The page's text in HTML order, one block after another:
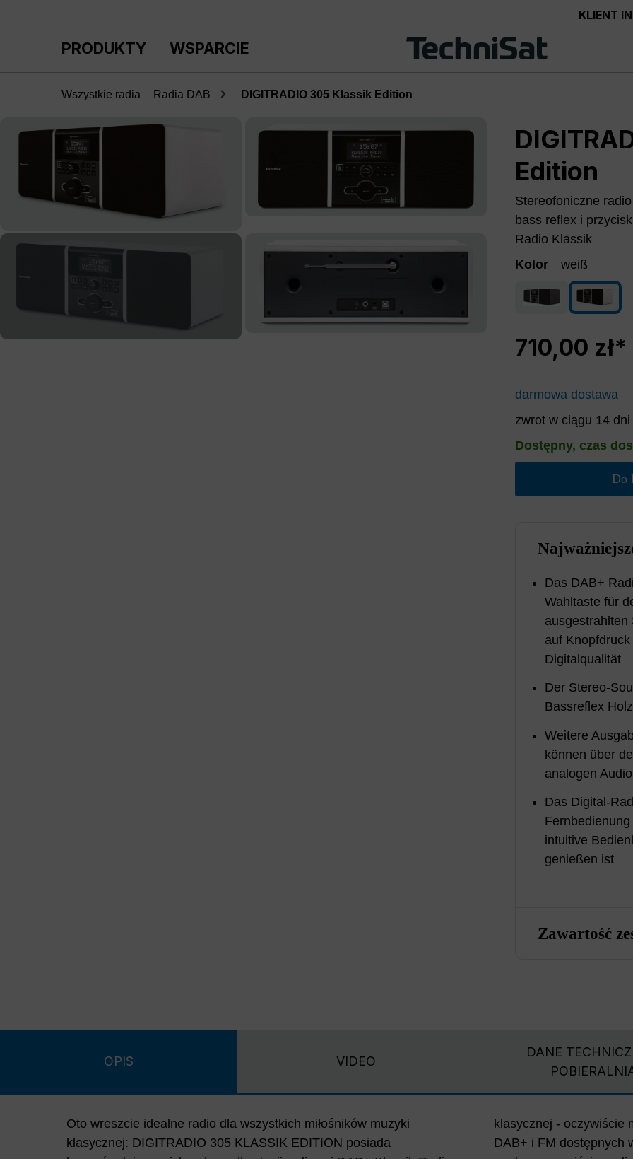
KLIENT
PRODUKTY WSPARCIE
Wszystkie radia Radia DAB DIGITRADIO 305 Klassik Edition
Pomiń galerię zdjęć
Edition
Stereofoniczne
bass reflex i
Radio Klassik
Kolor
weiß
antracytowyweiß
710,00 zł*
darmowa dostawa
zwrot w ciągu 14 dni
Dostępny, czas
Do
Das DAB+
Wahltaste für
ausgestrahlten
auf
Digitalqualität
Der Stereo-
Bassreflex
Weitere
können über
analogen
Das Digital-
intuitive
genießen ist
Zawartość
OPIS VIDEO
DANE
Oto wreszcie idealne radio dla wszystkich miłośników muzyki
klasycznej: DIGITRADIO 305 KLASSIK EDITION posiada
klasycznej - oczywiście można słuchać wszystkich stacji radiowych
DAB+ i FM dostępnych w strefie nadawczej. Wejście audio AUX IN i